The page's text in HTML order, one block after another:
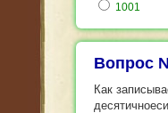
1001
Вопрос
Как